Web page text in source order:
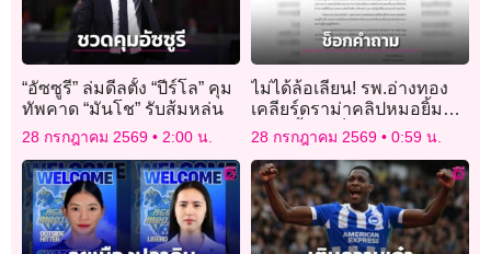
“อัซซูรี” ล่มดีลตั้ง “ปีร์โล” คุม
ทัพคาด “มันโช” รับส้มหล่น
28 กรกฎาคม 2569 2:00 น.
ไม่ได้ล้อเลียน! รพ.อ่างทอง
เคลียร์ดราม่าคลิปหมอยิ้ม
แถลงย้ำแค่ช็อกคำถามนัก
28 กรกฎาคม 2569 0:59 น.